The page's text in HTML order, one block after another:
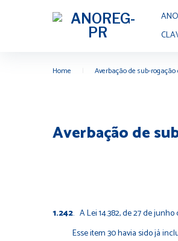
Home Averbação de sub-rogação
Averbação de
1.242. A Lei 14.382, de 27 de
Esse item 30 havia sido já